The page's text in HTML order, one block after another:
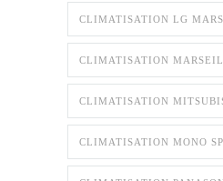
CLIMATISATION LG
CLIMATISATION
CLIMATISATION
CLIMATISATION MONO